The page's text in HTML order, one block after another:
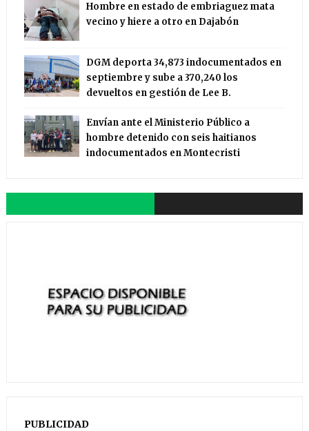
Hombre en estado de embriaguez mata
vecino y hiere a otro en Dajabón
DGM deporta 34,873 indocumentados en
septiembre y sube a 370,240 los
devueltos en gestión de Lee B.
Envían ante el Ministerio Público a
hombre detenido con seis haitianos
indocumentados en Montecristi
PUBLICIDAD